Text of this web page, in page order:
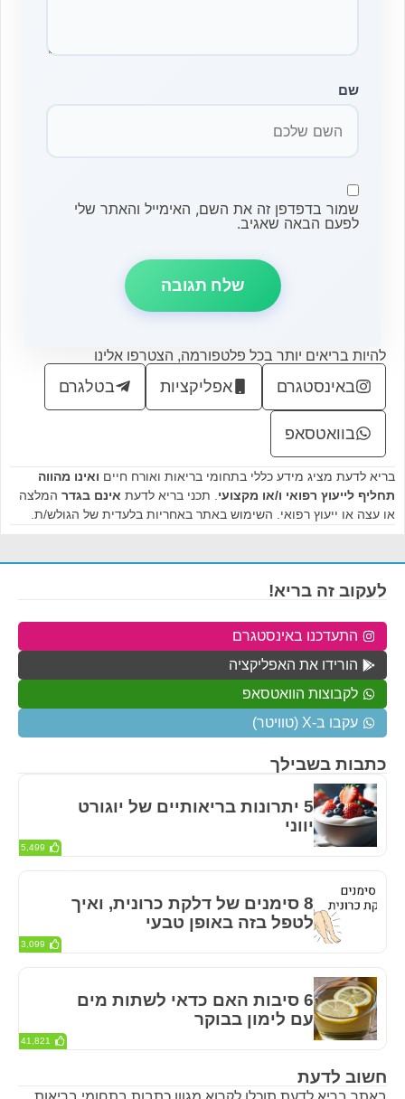
שם
שמור בדפדפן זה את השם, האימייל והאתר שלי
לפעם הבאה שאגיב.
להיות בריאים יותר בכל פלטפורמה, הצטרפו אלינו
באינסטגרם אפליקציות בטלגרם
בוואטסאפ
בריא לדעת מציג מידע כללי בתחומי בריאות ואורח חיים ואינו מהווה
תחליף לייעוץ רפואי ו/או מקצועי . תכני בריא לדעת אינם בגדר המלצה
או עצה או ייעוץ רפואי. השימוש באתר באחריות בלעדית של הגולש/ת.
חשוב לדעת
כתבות בשבילך
5 יתרונות בריאותיים של יוגורט
יווני
5,499
8 סימנים של דלקת כרונית, ואיך
לטפל בזה באופן טבעי
3,099
6 סיבות האם כדאי לשתות מים
עם לימון בבוקר
41,821
לעקוב זה בריא!
התעדכנו באינסטגרם
הורידו את האפליקציה
לקבוצות הוואטסאפ
עקבו ב-X (טוויטר)